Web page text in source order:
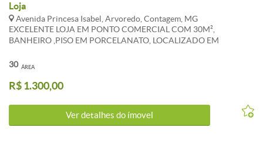
Loja
Avenida Princesa Isabel, Arvoredo, Contagem, MG
EXCELENTE LOJA EM PONTO COMERCIAL COM 30M²,
BANHEIRO ,PISO EM PORCELANATO, LOCALIZADO EM
LOCAÇÃO, PRÉDIO TOTALMENTE COMERCIAL,
PREDISPOSIÇÃO PARA AR CONDICIONADO, AMBIENTES COM
PRINCIPAIS VIAS DE CONTAGEM E BELO HORIZONTE.
*CONDOMÍNIO E IPTU SÃO REFERENCIAIS E PODEM SOFRER
ÁREA
30
R$ 1.300,00
Ver detalhes do ímovel